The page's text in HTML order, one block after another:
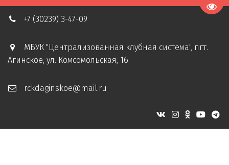
+7 (30239) 3-47-09
МБУК "Централизованная клубная система", пгт.
Агинское, ул. Комсомольская, 16
rckdaginskoe@mail.ru